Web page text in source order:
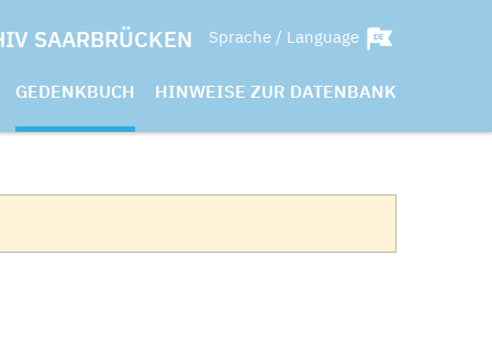
SAARBRÜCKEN Sprache / Language
GEDENKBUCH HINWEISE ZUR DATENBANK